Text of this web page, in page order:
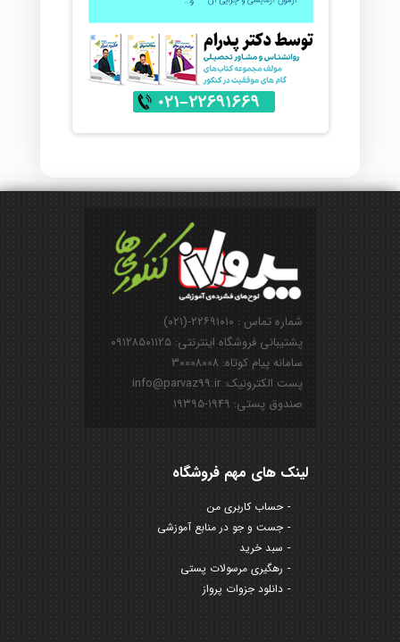
شماره تماس : ۲۲۶۹۱۰۱۰-(۰۲۱)
پشتیبانی فروشگاه اینترنتی: ۰۹۱۲۸۵۰۱۱۲۵
سامانه پیام کوتاه: ۳۰۰۰۸۰۰۸
پست الکترونیک: info@parvaz99.ir
صندوق پستی: ۱۹۴۹-۱۹۳۹۵
لینک های مهم فروشگاه
حساب کاربری من
جست و جو در منابع آموزشی
سبد خرید
رهگیری مرسولات پستی
دانلود جزوات پرواز